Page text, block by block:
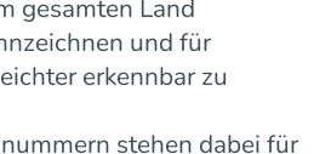
gesamten Land
und für
erkennbar zu
stehen dabei für